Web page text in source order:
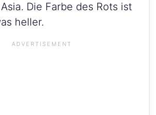
Die Farbe des Rots ist
heller.